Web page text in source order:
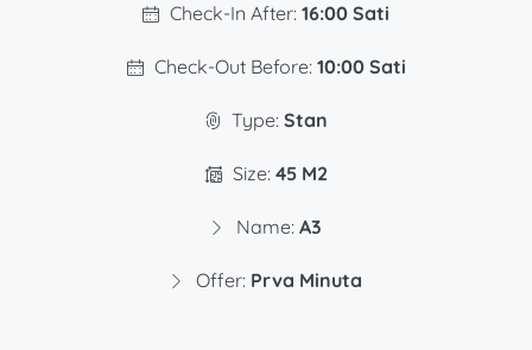
Check-In After: 16:00 Sati
Check-Out Before: 10:00 Sati
Type: Stan
Size: 45 M2
Name: A3
Offer: Prva Minuta